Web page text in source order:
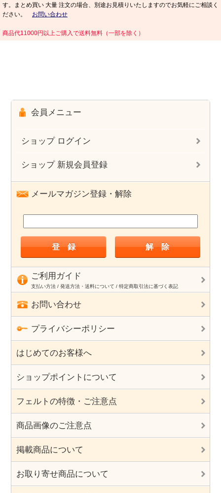
す。まとめ買い 大量 注文の場合、別途お見積りいたしますのでお気軽にご相談く
ださい。 お問い合わせ
商品代11000円以上ご購入で送料無料（一部を除く）
会員メニュー
ショップ ログイン
ショップ 新規会員登録
メールマガジン登録・解除
ご利用ガイド
支払い方法 / 発送方法・送料について / 特定商取引法に基づく表記
お問い合わせ
プライバシーポリシー
はじめてのお客様へ
ショップポイントについて
フェルトの特徴・ご注意点
商品画像のご注意点
掲載商品について
お取り寄せ商品について